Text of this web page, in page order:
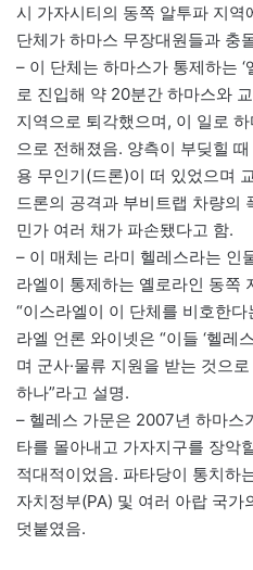
시 가자시티의 동쪽 알투파 지역
단체가 하마스 무장대원들과 충
– 이 단체는 하마스가 통제하는
로 진입해 약 20분간 하마스와
지역으로 퇴각했으며, 이 일로
으로 전해졌음. 양측이 부딪힐
용 무인기(드론)이 떠 있었으며
드론의 공격과 부비트랩 차량의
민가 여러 채가 파손됐다고 함.
– 이 매체는 라미 헬레스라는 인
라엘이 통제하는 옐로라인 동쪽
“이스라엘이 이 단체를 비호한
라엘 언론 와이넷은 “이들 ‘헬레
며 군사·물류 지원을 받는 것으
하나”라고 설명.
– 헬레스 가문은 2007년 하마스
타를 몰아내고 가자지구를 장악
적대적이었음. 파타당이 통치하
자치정부(PA) 및 여러 아랍 국
덧붙였음.